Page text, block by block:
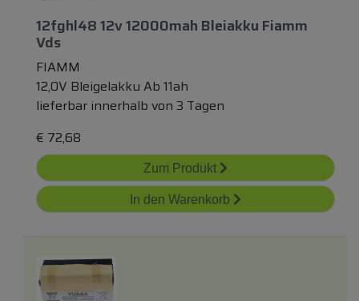
12fghl48 12v 12000mah Bleiakku Fiamm
Vds
FIAMM
12,0V Bleigelakku Ab 11ah
lieferbar innerhalb von 3 Tagen
€ 72,68
Zum Produkt
In den Warenkorb